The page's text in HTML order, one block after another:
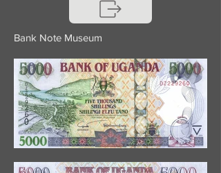
Bank Note Museum